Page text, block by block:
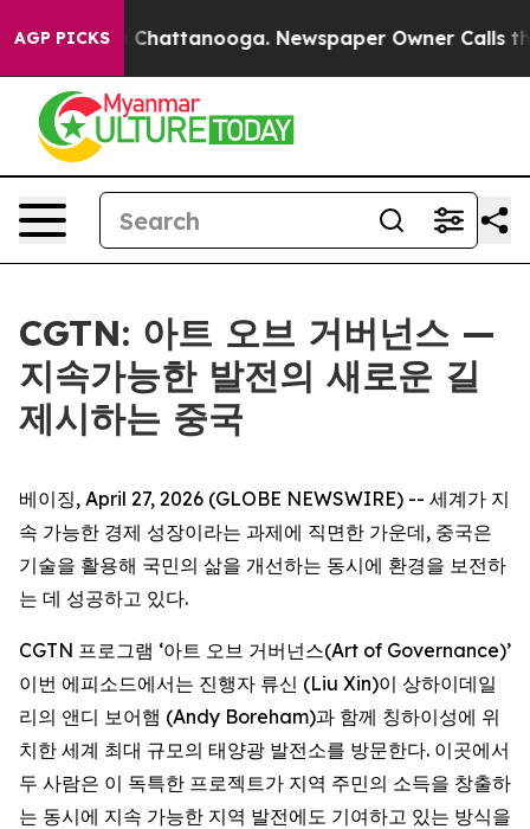
AGP PICKS
Chaos in Chattanooga. Newspaper Owner Calls the
CGTN: 아트 오브 거버넌스 —
지속가능한 발전의 새로운 길
제시하는 중국
베이징, April 27, 2026 (GLOBE NEWSWIRE) -- 세계가 지
속 가능한 경제 성장이라는 과제에 직면한 가운데, 중국은
기술을 활용해 국민의 삶을 개선하는 동시에 환경을 보전하
는 데 성공하고 있다.
CGTN 프로그램 ‘아트 오브 거버넌스(Art of Governance)’
이번 에피소드에서는 진행자 류신 (Liu Xin)이 상하이데일
리의 앤디 보어햄 (Andy Boreham)과 함께 칭하이성에 위
치한 세계 최대 규모의 태양광 발전소를 방문한다. 이곳에서
두 사람은 이 독특한 프로젝트가 지역 주민의 소득을 창출하
는 동시에 지속 가능한 지역 발전에도 기여하고 있는 방식을